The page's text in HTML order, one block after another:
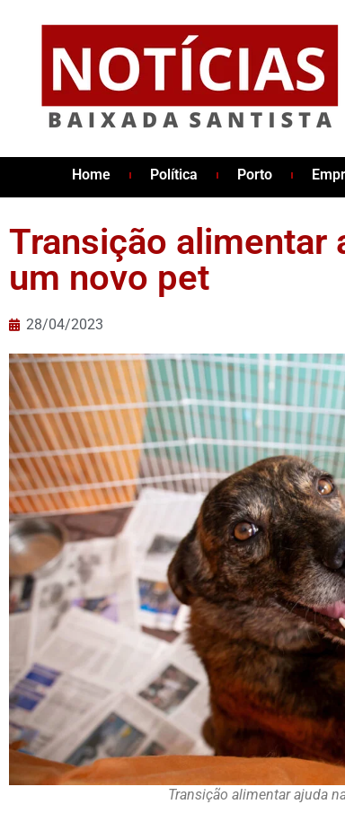
Home Política Porto
Transição alimentar
um novo pet
28/04/2023
Transição alimentar ajuda